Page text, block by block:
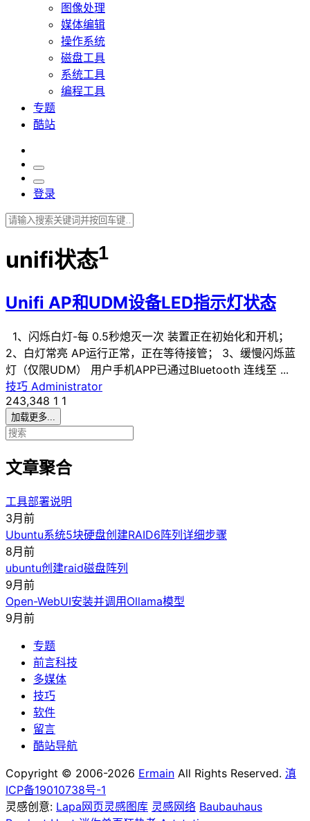
图像处理
媒体编辑
操作系统
磁盘工具
系统工具
编程工具
专题
酷站
登录
unifi状态1
Unifi AP和UDM设备LED指示灯状态
1、闪烁白灯-每 0.5秒熄灭一次 装置正在初始化和开机；
2、白灯常亮 AP运行正常，正在等待接管； 3、缓慢闪烁蓝
灯（仅限UDM） 用户手机APP已通过Bluetooth 连线至 ...
技巧 Administrator
243,348 1 1
加载更多...
文章聚合
工具部署说明
3月前
Ubuntu系统5块硬盘创建RAID6阵列详细步骤
8月前
ubuntu创建raid磁盘阵列
9月前
Open-WebUI安装并调用Ollama模型
9月前
专题
前言科技
多媒体
技巧
软件
留言
酷站导航
Copyright © 2006-2026 Ermain All Rights Reserved. 滇
ICP备19010738号-1
灵感创意: Lapa网页灵感图库 灵感网络 Baubauhaus